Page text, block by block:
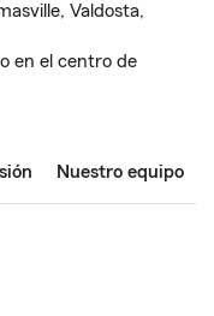
Valdosta,
en el centro de
Nuestro equipo